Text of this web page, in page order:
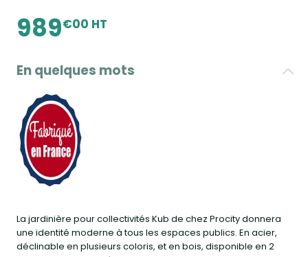
989€00 HT
En quelques mots
La jardinière pour collectivités Kub de chez Procity donnera
une identité moderne à tous les espaces publics. En acier,
déclinable en plusieurs coloris, et en bois, disponible en 2